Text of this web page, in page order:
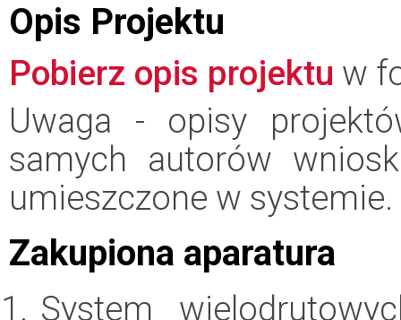
Opis Projektu
Pobierz opis projektu w
Uwaga - opisy
samych autorów
umieszczone w systemie.
Zakupiona aparatura
System